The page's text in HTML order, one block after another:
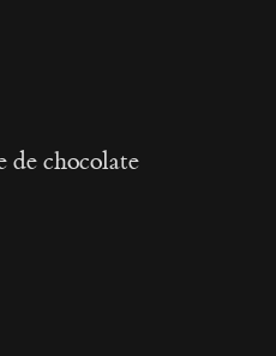
de chocolate